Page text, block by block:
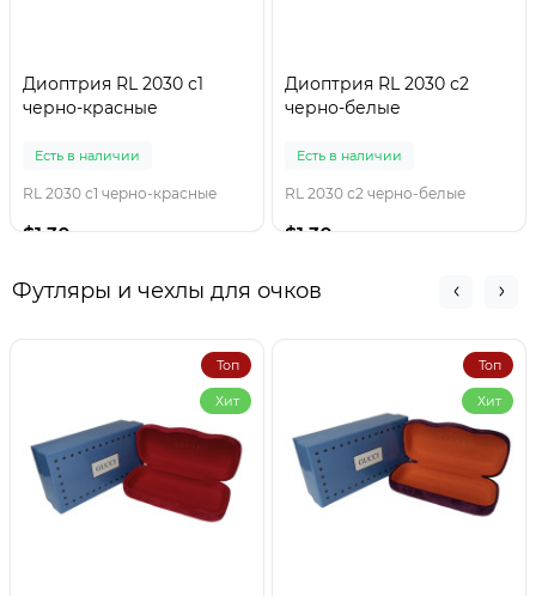
Диоптрия RL 2030 с1
черно-красные
Есть в наличии
RL 2030 с1 черно-красные
$1.30
Диоптрия RL 2030 с2
черно-белые
Есть в наличии
RL 2030 с2 черно-белые
$1.30
Футляры и чехлы для очков
Топ
Хит
Топ
Хит